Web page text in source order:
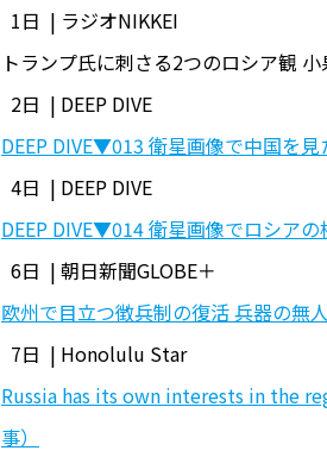
1日 | ラジオNIKKEI
トランプ氏に刺さる2つのロシア観
2日 | DEEP DIVE
DEEP DIVE▼013 衛星画像で中国を
4日 | DEEP DIVE
DEEP DIVE▼014 衛星画像でロシア
6日 | 朝日新聞GLOBE＋
欧州で目立つ徴兵制の復活 兵器の無
7日 | Honolulu Star
Russia has its own interests in the
事）